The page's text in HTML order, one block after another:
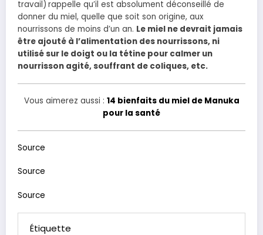
travail) rappelle qu’il est absolument déconseillé de
donner du miel, quelle que soit son origine, aux
nourrissons de moins d’un an. Le miel ne devrait jamais
être ajouté à l’alimentation des nourrissons, ni
utilisé sur le doigt ou la tétine pour calmer un
nourrisson agité, souffrant de coliques, etc.
Vous aimerez aussi : 14 bienfaits du miel de Manuka
pour la santé
Source
Source
Source
Étiquette